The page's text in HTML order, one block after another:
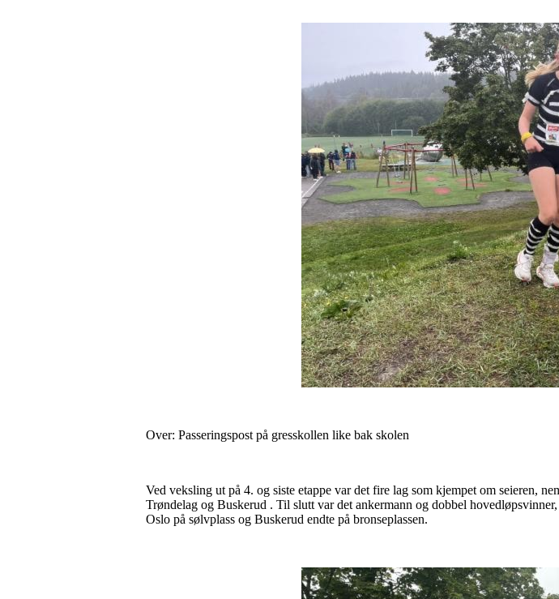
Over: Passeringspost på gresskollen like bak skolen
Ved veksling ut på 4. og siste etappe var det fire lag som kjempet om seieren,
Trøndelag og Buskerud . Til slutt var det ankermann og dobbel
Oslo på sølvplass og Buskerud endte på bronseplassen.